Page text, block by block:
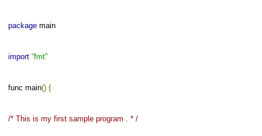
package main
import “fmt”
func main() {
/* This is my first sample program . * /